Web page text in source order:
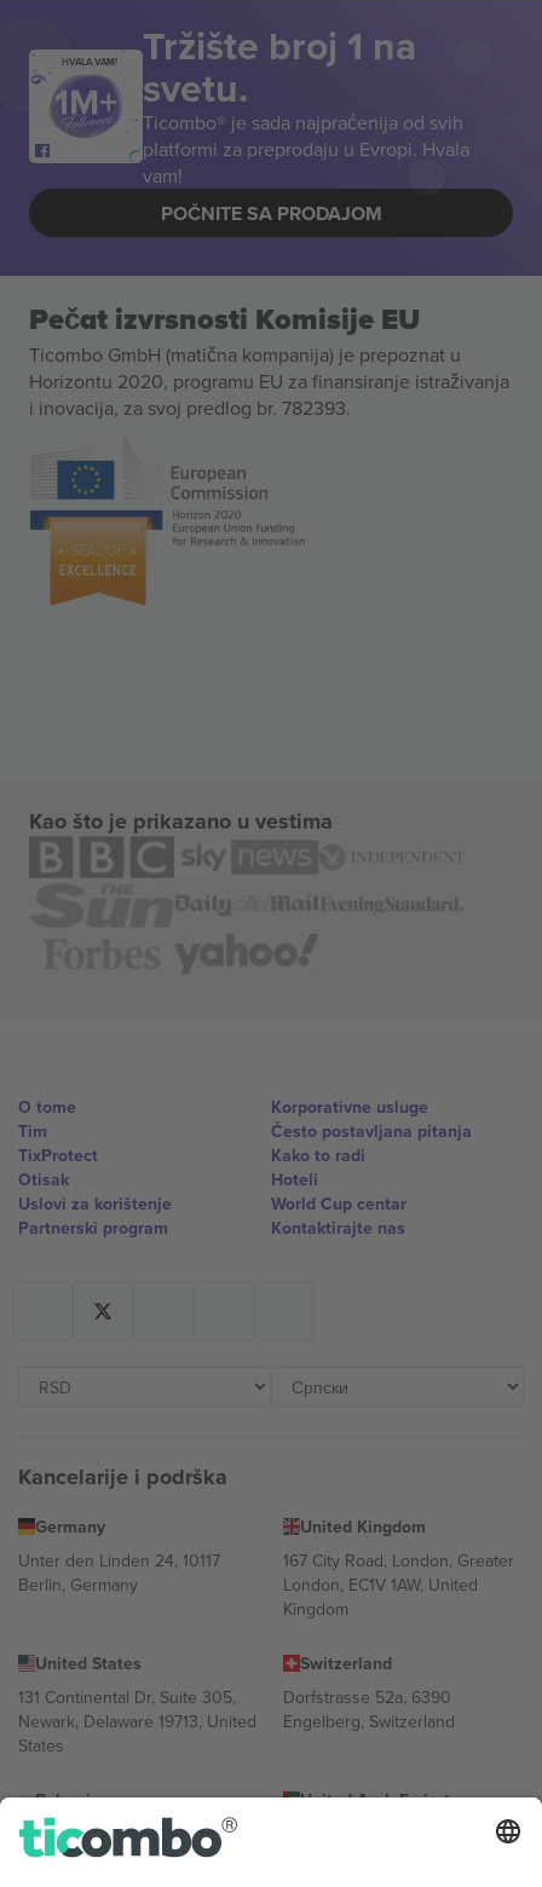
HVALA VAM! Tržište broj 1 na
svetu.
Ticombo® je sada najpraćenija od svih
platformi za preprodaju u Evropi. Hvala
vam!
POČNITE SA PRODAJOM
Pečat izvrsnosti Komisije EU
Ticombo GmbH (matična kompanija) je prepoznat u
Horizontu 2020, programu EU za finansiranje istraživanja
i inovacija, za svoj predlog br. 782393.
Kao što je prikazano u vestima
O tome
Tim
TixProtect
Otisak
Uslovi za korištenje
Partnerski program
Korporativne usluge
Često postavljana pitanja
Kako to radi
Hoteli
World Cup centar
Kontaktirajte nas
Kancelarije i podrška
Germany
Unter den Linden 24, 10117
Berlin, Germany
United Kingdom
167 City Road, London, Greater
London, EC1V 1AW, United
Kingdom
United States
131 Continental Dr, Suite 305,
Newark, Delaware 19713, United
States
Switzerland
Dorfstrasse 52a, 6390
Engelberg, Switzerland
Bulgaria
Regus Sofia City West, bul
Totleben 53-55, 1606 Sofia,
United Arab Emirates
UAE Dubai Silicon Oasis, DDP